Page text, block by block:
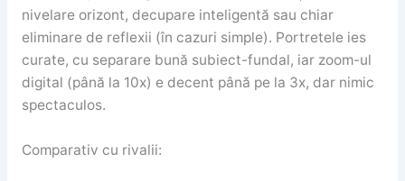
nivelare orizont, decupare inteligentă sau chiar
eliminare de reflexii (în cazuri simple). Portretele ies
curate, cu separare bună subiect-fundal, iar zoom-ul
digital (până la 10x) e decent până pe la 3x, dar nimic
spectaculos.
Comparativ cu rivalii: